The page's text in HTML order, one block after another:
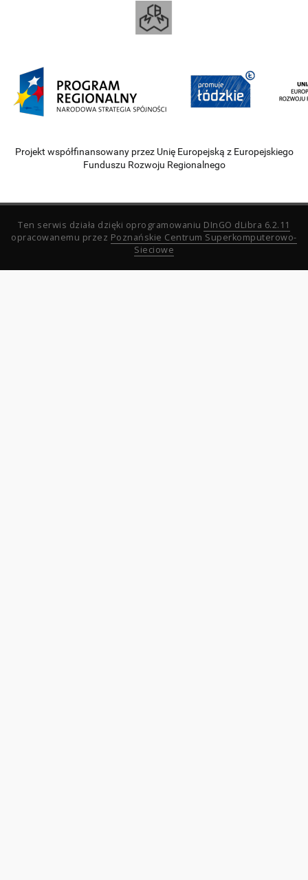
Projekt współfinansowany przez Unię Europejską z Europejskiego
Funduszu Rozwoju Regionalnego
Ten serwis działa dzięki oprogramowaniu DInGO dLibra 6.2.11
opracowanemu przez Poznańskie Centrum Superkomputerowo-
Sieciowe